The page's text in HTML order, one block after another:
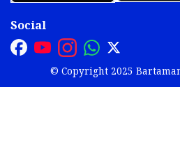
Social
© Copyright 2025